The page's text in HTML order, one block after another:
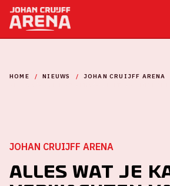
HOME NIEUWS
JOHAN CRUIJFF ARENA
JOHAN CRUIJFF ARENA
Alles wat je